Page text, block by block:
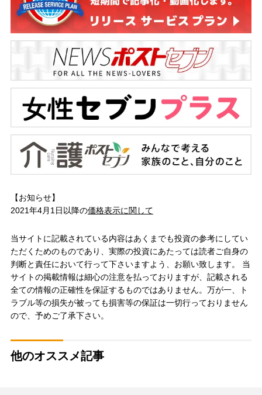
【お知らせ】
2021年4月1日以降の価格表示に関して
当サイトに記載されている内容はあくまでも投資の参考にしてい
ただくためのものであり、実際の投資にあたっては読者ご自身の
判断と責任において行って下さいますよう、お願い致します。 当
サイトの掲載情報は細心の注意を払っておりますが、記載される
全ての情報の正確性を保証するものではありません。万が一、ト
ラブル等の損失が被っても損害等の保証は一切行っておりません
ので、予めご了承下さい。
他のオススメ記事